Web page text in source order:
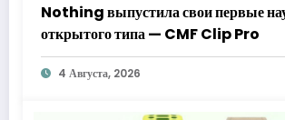
Nothing выпустила свои первые
открытого типа — CMF Clip Pro
4 Августа, 2026